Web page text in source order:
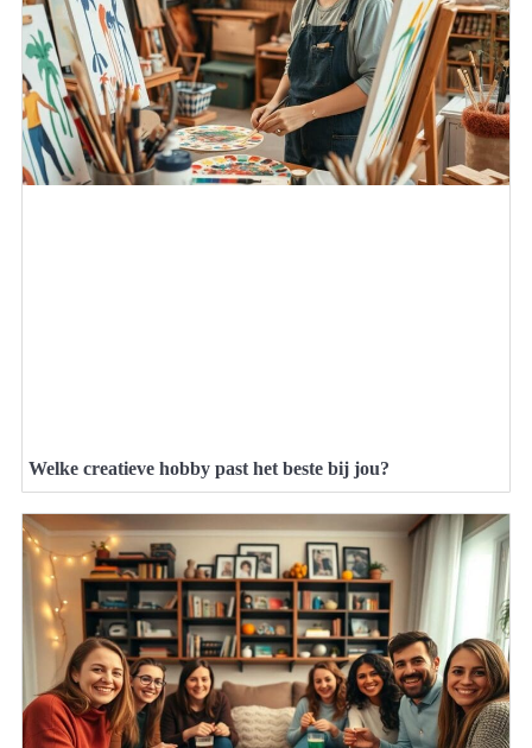
Welke creatieve hobby past het beste bij jou?